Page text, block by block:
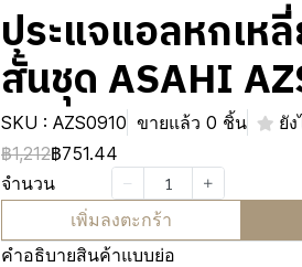
ประแจแอลหกเห
สั้นชุด ASAHI
SKU : AZS0910 ขายแล้ว 0 ชิ้น ยั
฿1,212฿751.44
จำนวน
เพิ่มลงตะกร้า
คำอธิบายสินค้าแบบย่อ